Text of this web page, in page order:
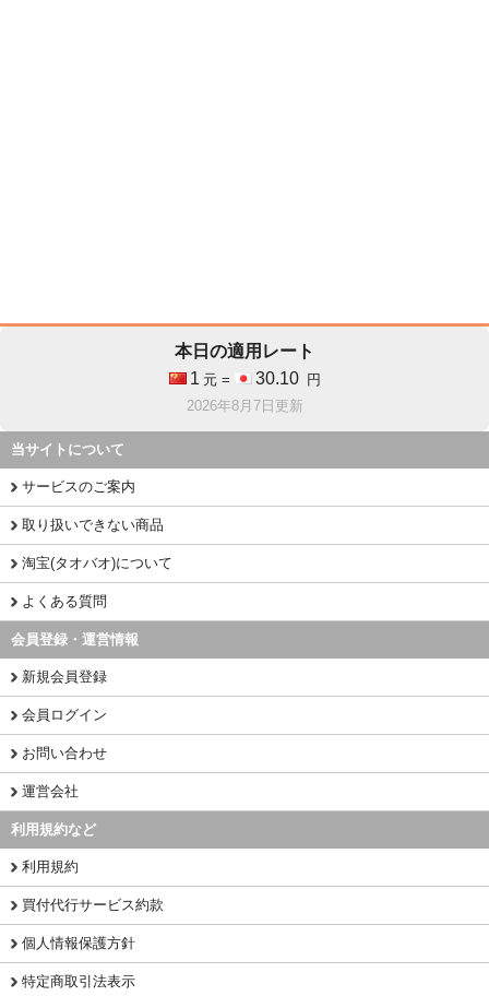
本日の適用レート
1 元 = 30.10
円
2026年8月7日更新
当サイトについて
サービスのご案内
取り扱いできない商品
淘宝(タオバオ)について
よくある質問
会員登録・運営情報
新規会員登録
会員ログイン
お問い合わせ
運営会社
利用規約など
利用規約
買付代行サービス約款
個人情報保護方針
特定商取引法表示